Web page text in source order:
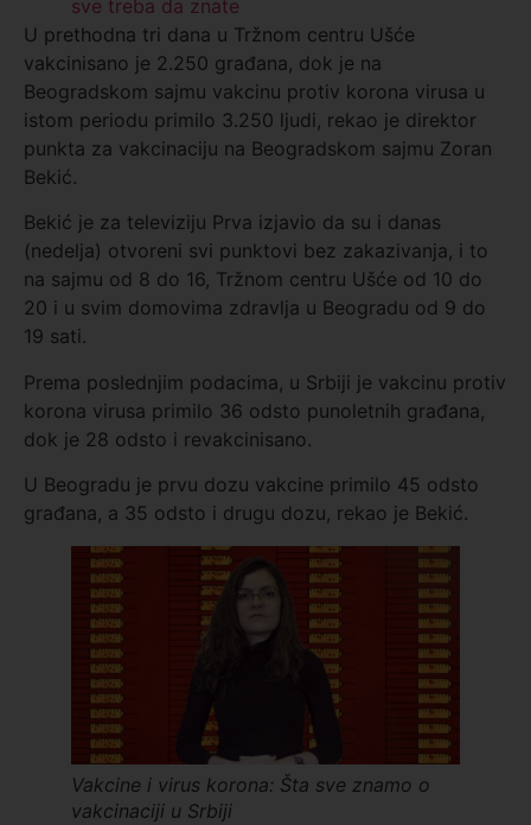
sve treba da znate
U prethodna tri dana u Tržnom centru Ušće
vakcinisano je 2.250 građana, dok je na
Beogradskom sajmu vakcinu protiv korona virusa u
istom periodu primilo 3.250 ljudi, rekao je direktor
punkta za vakcinaciju na Beogradskom sajmu Zoran
Bekić.
Bekić je za televiziju Prva izjavio da su i danas
(nedelja) otvoreni svi punktovi bez zakazivanja, i to
na sajmu od 8 do 16, Tržnom centru Ušće od 10 do
20 i u svim domovima zdravlja u Beogradu od 9 do
19 sati.
Prema poslednjim podacima, u Srbiji je vakcinu protiv
korona virusa primilo 36 odsto punoletnih građana,
dok je 28 odsto i revakcinisano.
U Beogradu je prvu dozu vakcine primilo 45 odsto
građana, a 35 odsto i drugu dozu, rekao je Bekić.
Vakcine i virus korona: Šta sve znamo o
vakcinaciji u Srbiji